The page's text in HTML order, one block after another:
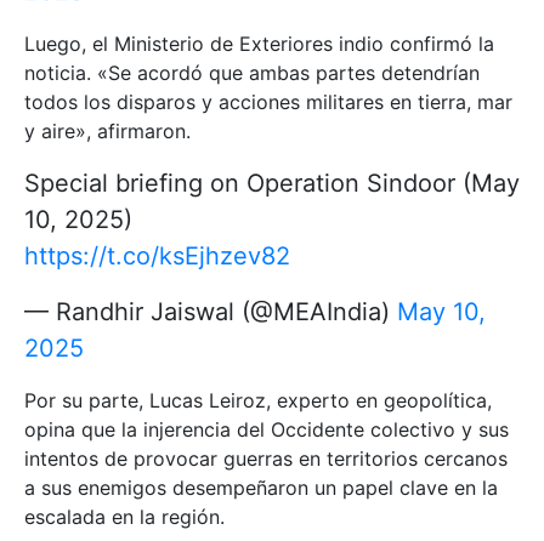
Luego, el Ministerio de Exteriores indio confirmó la
noticia. «Se acordó que ambas partes detendrían
todos los disparos y acciones militares en tierra, mar
y aire», afirmaron.
Special briefing on Operation Sindoor (May
10, 2025)
https://t.co/ksEjhzev82
— Randhir Jaiswal (@MEAIndia) May 10,
2025
Por su parte, Lucas Leiroz, experto en geopolítica,
opina que la injerencia del Occidente colectivo y sus
intentos de provocar guerras en territorios cercanos
a sus enemigos desempeñaron un papel clave en la
escalada en la región.